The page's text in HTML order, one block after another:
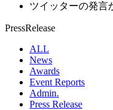
ツイッターの発言
PressRelease
ALL
News
Awards
Event Reports
Admin.
Press Release